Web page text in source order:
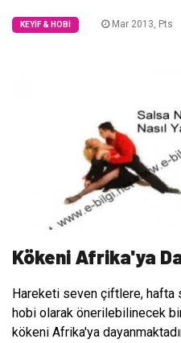
KEYIF & HOBI Mar 2013, Pts
Kökeni Afrika'ya
Hareketi seven çiftlere, hafta
hobi olarak önerilebilinecek
kökeni Afrika'ya